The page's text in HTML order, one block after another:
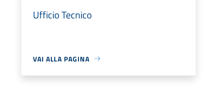
Ufficio Tecnico
VAI ALLA PAGINA